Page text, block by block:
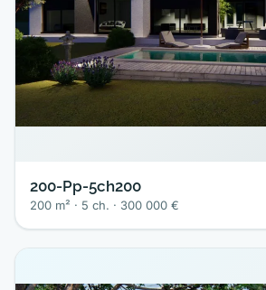
200-Pp-5ch200
200 m² · 5 ch. · 300 000 €